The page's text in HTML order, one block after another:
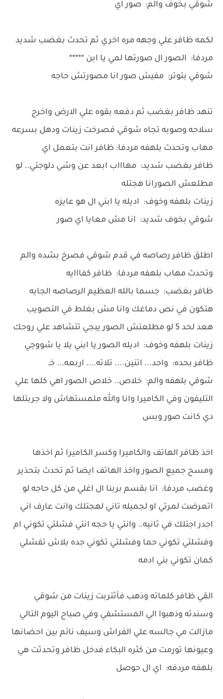
شوقي بخوف والم: صور اي
لكمه ظافر علي وجهه مره اخري ثم تحدث بغضب شديد
مردفا: الصور ال صورتها لمي يا ابن *****
شوقي بتوتر: مفيش صور انا مصورتش حاجه
تنهد ظافر بغضب ثم دفعه بقوه علي الارض واخرج
سلاحه وصوبه تجاه شوقي فصرخت زينات ودهل بسرعه
مهاب وتحدث بلهفه مردفا: ظافر انت بتعمل اي
ظافر بغضب شديد: مهاااب ابعد عن وشي دلوجتي.. لو
مطلعش الصورانا هجتله
زينات بلهفه وخوف: اديله يا ابني ال هو عايزه
شوقي بخوف شديد: انا مش معايا اي صور
اطلق ظافر رصاصه في قدم شوقي فصرخ بشده والم
وتحدث مهاب بلهفه مردفا: ظافر كفااايه
ظافر بغضب: جسما بالله العظيم الرصاصه الجايه
هتكون في نص دماغك وانا مش بغلط في التصويب
هعد لحد 5 لو مطلعتش الصور يبجي تتشاهد علي روحك
زينات بلهفه وخوف: اديله الصور يا ابني يلا يا شووجي
ظافر بحده: واحد... اتنين.... تلاته.... اربعه... خـ
شوقي بلهفه والم: خلاص.. خلاص الصور اهي كلها علي
التليفون وفي الكاميرا وانا والله ملمستهاش ولا جربتلها
دي كانت صور وبس
اخذ ظافر الهاتف والكاميرا وكسر الكاميرا ثم اخذها
ومسح جميع الصور واخذ الهاتف ايضا ثم تحدث بتحذير
وغضب مردفا: انا بقسم بربنا ال اغلي من كل حاجه لو
اتعرضت لمرتي او لجميله تاني لهجتلك وانت عارف اني
اجدر اجتلك في ثانيه.. وانتي يا حجه انتي فشلتي تكوني ام
وفشلتي تكوني حما وفشلتي تكوني جده بلاش تفشلي
كمان تكوني بني ادمه
القي ظافر كلماته وذهب فأثتربت زينات من شوقي
وسندته وذهبوا الي المستشفي وفي صباح اليوم التالي
مازالت مي جالسه علي الفراش وسيف نائم بين احضانها
وعيونها تورمت من كثره البكاء فدخل ظافر وتحدثت هي
بلهفه مردفه: اي ال حوصل